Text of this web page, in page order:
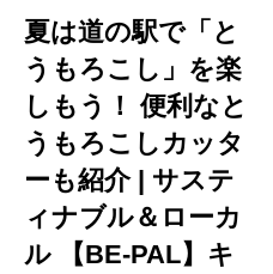
夏は道の駅で「と
うもろこし」を楽
しもう！ 便利なと
うもろこしカッタ
ーも紹介 | サステ
ィナブル＆ローカ
ル 【BE-PAL】キ